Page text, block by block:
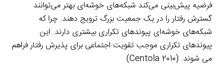
فرضیه پیش‌بینی می‌کند شبکه‌های خوشه‌ای بهتر می‌توانند
گسترش رفتار را در یک جمعیت بزرگ ترویج دهند. چرا که
شبکه‌های خوشه‌ای پیوندهای تکراری بیشتری دارند. این
پیوندهای تکراری موجب تقویت اجتماعی برای پذیرش رفتار فراهم
می شوند. (Centola 2010)